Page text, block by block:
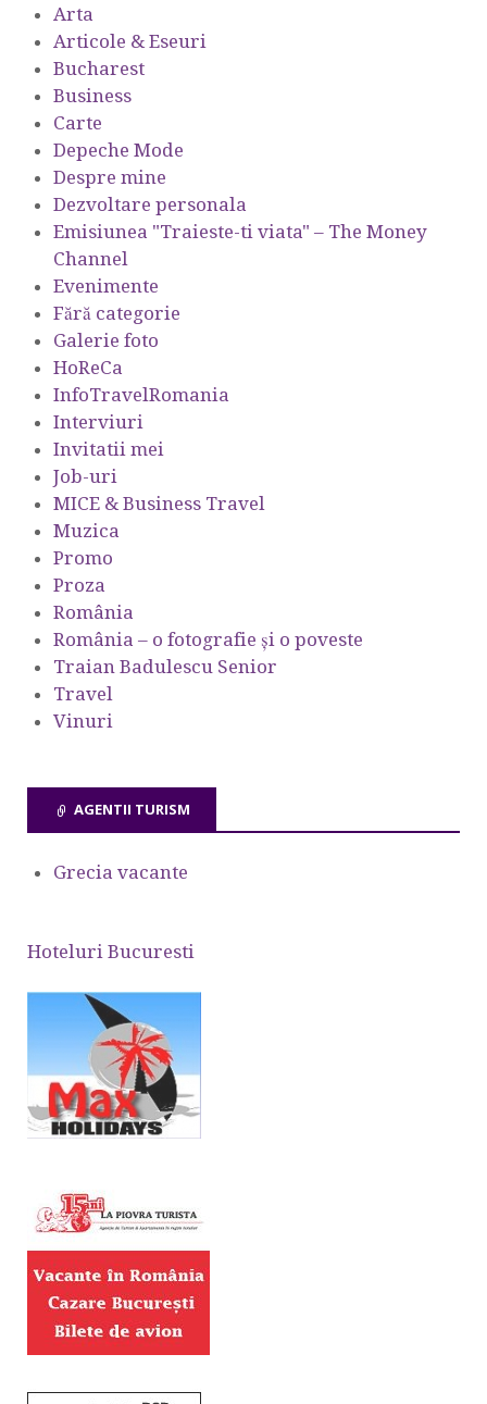
Arta
Articole & Eseuri
Bucharest
Business
Carte
Depeche Mode
Despre mine
Dezvoltare personala
Emisiunea "Traieste-ti viata" – The Money
Channel
Evenimente
Fără categorie
Galerie foto
HoReCa
InfoTravelRomania
Interviuri
Invitatii mei
Job-uri
MICE & Business Travel
Muzica
Promo
Proza
România
România – o fotografie şi o poveste
Traian Badulescu Senior
Travel
Vinuri
AGENTII TURISM
Grecia vacante
Hoteluri Bucuresti